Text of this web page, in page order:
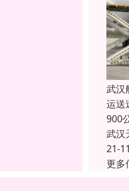
武汉
运送
900
武汉
21-
更多